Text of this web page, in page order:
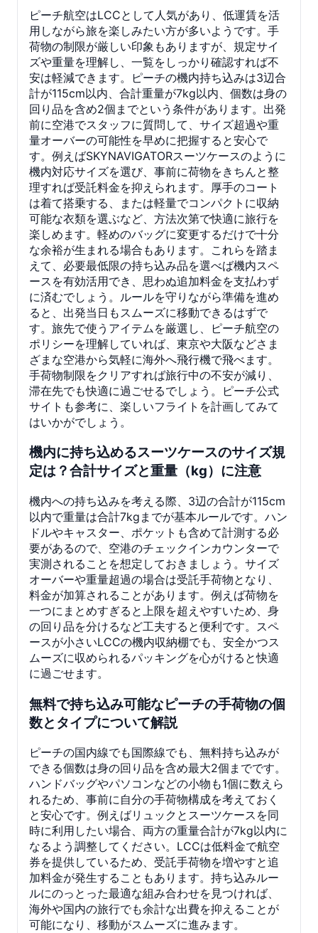
ピーチ航空はLCCとして人気があり、低運賃を活
用しながら旅を楽しみたい方が多いようです。手
荷物の制限が厳しい印象もありますが、規定サイ
ズや重量を理解し、一覧をしっかり確認すれば不
安は軽減できます。ピーチの機内持ち込みは3辺合
計が115cm以内、合計重量が7kg以内、個数は身の
回り品を含め2個までという条件があります。出発
前に空港でスタッフに質問して、サイズ超過や重
量オーバーの可能性を早めに把握すると安心で
す。例えばSKYNAVIGATORスーツケースのように
機内対応サイズを選び、事前に荷物をきちんと整
理すれば受託料金を抑えられます。厚手のコート
は着て搭乗する、または軽量でコンパクトに収納
可能な衣類を選ぶなど、方法次第で快適に旅行を
楽しめます。軽めのバッグに変更するだけで十分
な余裕が生まれる場合もあります。これらを踏ま
えて、必要最低限の持ち込み品を選べば機内スペ
ースを有効活用でき、思わぬ追加料金を支払わず
に済むでしょう。ルールを守りながら準備を進め
ると、出発当日もスムーズに移動できるはずで
す。旅先で使うアイテムを厳選し、ピーチ航空の
ポリシーを理解していれば、東京や大阪などさま
ざまな空港から気軽に海外へ飛行機で飛べます。
手荷物制限をクリアすれば旅行中の不安が減り、
滞在先でも快適に過ごせるでしょう。ピーチ公式
サイトも参考に、楽しいフライトを計画してみて
はいかがでしょう。
機内に持ち込めるスーツケースのサイズ規
定は？合計サイズと重量（kg）に注意
機内への持ち込みを考える際、3辺の合計が115cm
以内で重量は合計7kgまでが基本ルールです。ハン
ドルやキャスター、ポケットも含めて計測する必
要があるので、空港のチェックインカウンターで
実測されることを想定しておきましょう。サイズ
オーバーや重量超過の場合は受託手荷物となり、
料金が加算されることがあります。例えば荷物を
一つにまとめすぎると上限を超えやすいため、身
の回り品を分けるなど工夫すると便利です。スペ
ースが小さいLCCの機内収納棚でも、安全かつス
ムーズに収められるパッキングを心がけると快適
に過ごせます。
無料で持ち込み可能なピーチの手荷物の個
数とタイプについて解説
ピーチの国内線でも国際線でも、無料持ち込みが
できる個数は身の回り品を含め最大2個までです。
ハンドバッグやパソコンなどの小物も1個に数えら
れるため、事前に自分の手荷物構成を考えておく
と安心です。例えばリュックとスーツケースを同
時に利用したい場合、両方の重量合計が7kg以内に
なるよう調整してください。LCCは低料金で航空
券を提供しているため、受託手荷物を増やすと追
加料金が発生することもあります。持ち込みルー
ルにのっとった最適な組み合わせを見つければ、
海外や国内の旅行でも余計な出費を抑えることが
可能になり、移動がスムーズに進みます。